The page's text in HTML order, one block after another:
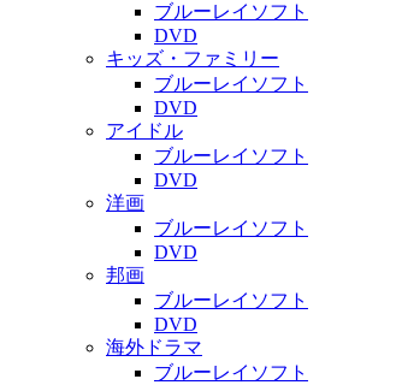
ブルーレイソフト
DVD
キッズ・ファミリー
ブルーレイソフト
DVD
アイドル
ブルーレイソフト
DVD
洋画
ブルーレイソフト
DVD
邦画
ブルーレイソフト
DVD
海外ドラマ
ブルーレイソフト